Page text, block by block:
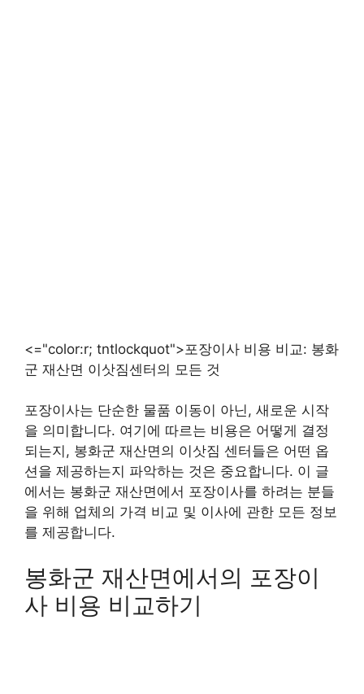
<="color:r; tntlockquot">포장이사 비용 비교: 봉화
군 재산면 이삿짐센터의 모든 것
포장이사는 단순한 물품 이동이 아닌, 새로운 시작
을 의미합니다. 여기에 따르는 비용은 어떻게 결정
되는지, 봉화군 재산면의 이삿짐 센터들은 어떤 옵
션을 제공하는지 파악하는 것은 중요합니다. 이 글
에서는 봉화군 재산면에서 포장이사를 하려는 분들
을 위해 업체의 가격 비교 및 이사에 관한 모든 정보
를 제공합니다.
봉화군 재산면에서의 포장이
사 비용 비교하기